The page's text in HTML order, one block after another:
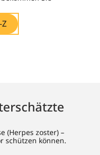
(Herpes zoster) –
schützen können.